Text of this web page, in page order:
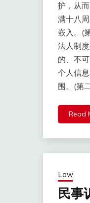
护，从
满十八
嵌入。(
法人制
的、不
个人信
围。(第
Read
Law
民事